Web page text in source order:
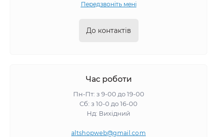
Передзвоніть мені
До контактів
Час роботи
Пн-Пт: з 9-00 до 19-00
Сб: з 10-0 до 16-00
Нд: Вихідний
altshopweb@gmail.com